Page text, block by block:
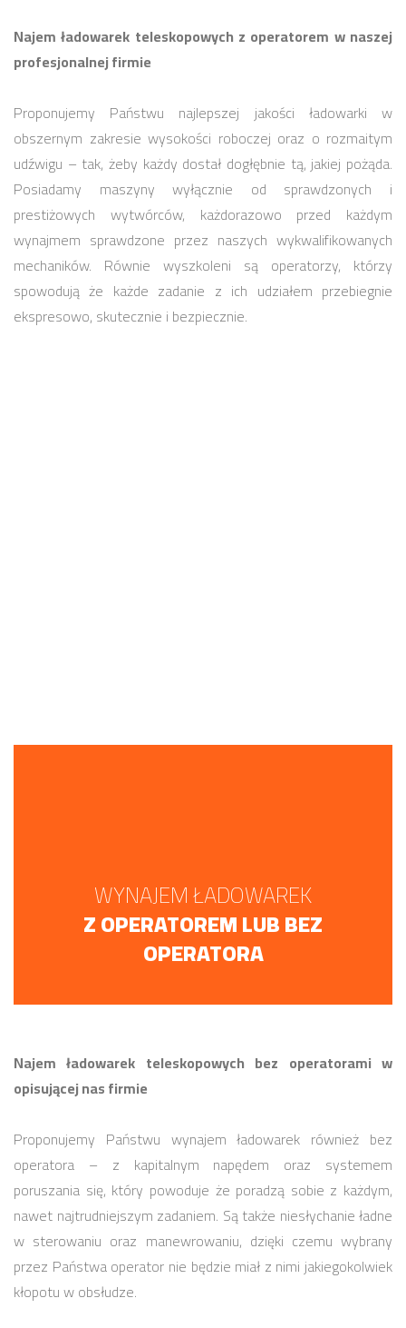
Najem ładowarek teleskopowych z operatorem w naszej
profesjonalnej firmie
Proponujemy Państwu najlepszej jakości ładowarki w
obszernym zakresie wysokości roboczej oraz o rozmaitym
udźwigu – tak, żeby każdy dostał dogłębnie tą, jakiej pożąda.
Posiadamy maszyny wyłącznie od sprawdzonych i
prestiżowych wytwórców, każdorazowo przed każdym
wynajmem sprawdzone przez naszych wykwalifikowanych
mechaników. Równie wyszkoleni są operatorzy, którzy
spowodują że każde zadanie z ich udziałem przebiegnie
ekspresowo, skutecznie i bezpiecznie.
WYNAJEM ŁADOWAREK
Z OPERATOREM LUB BEZ
OPERATORA
Najem ładowarek teleskopowych bez operatorami w
opisującej nas firmie
Proponujemy Państwu wynajem ładowarek również bez
operatora – z kapitalnym napędem oraz systemem
poruszania się, który powoduje że poradzą sobie z każdym,
nawet najtrudniejszym zadaniem. Są także niesłychanie ładne
w sterowaniu oraz manewrowaniu, dzięki czemu wybrany
przez Państwa operator nie będzie miał z nimi jakiegokolwiek
kłopotu w obsłudze.